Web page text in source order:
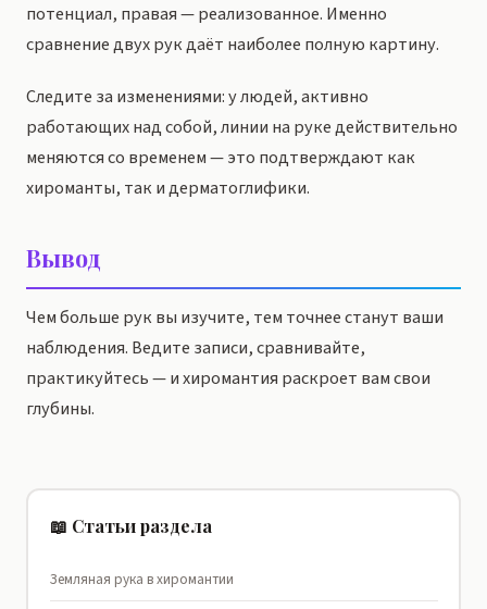
потенциал, правая — реализованное. Именно
сравнение двух рук даёт наиболее полную картину.
Следите за изменениями: у людей, активно
работающих над собой, линии на руке действительно
меняются со временем — это подтверждают как
хироманты, так и дерматоглифики.
Вывод
Чем больше рук вы изучите, тем точнее станут ваши
наблюдения. Ведите записи, сравнивайте,
практикуйтесь — и хиромантия раскроет вам свои
глубины.
📖 Статьи раздела
Земляная рука в хиромантии